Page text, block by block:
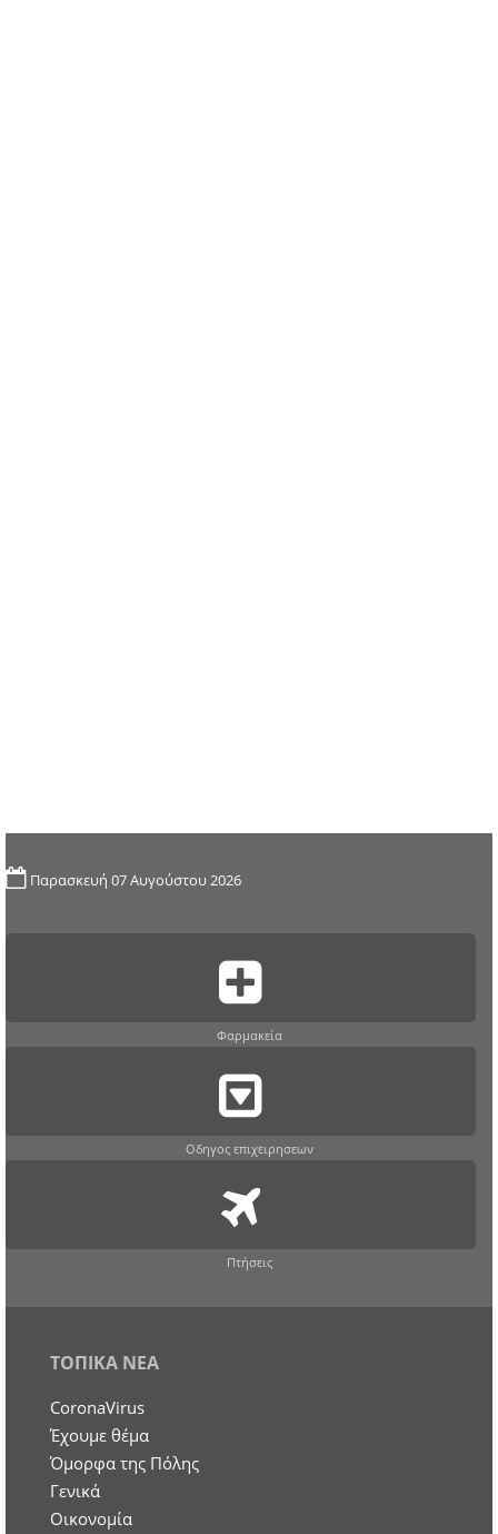
Παρασκευή 07 Αυγούστου 2026
Φαρμακεία
Οδηγος επιχειρησεων
Πτήσεις
ΤΟΠΙΚΑ ΝΕΑ
CoronaVirus
Έχουμε θέμα
Όμορφα της Πόλης
Γενικά
Οικονομία